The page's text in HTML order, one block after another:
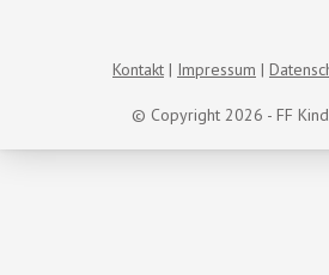
© Copyright 2026 - FF
Kontakt Impressum